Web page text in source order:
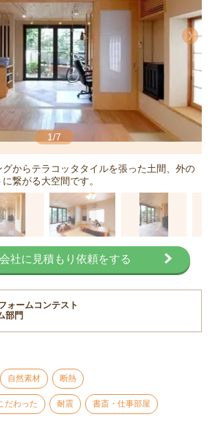
1/7
《
からテラコッタタイルを張った土間、外の
繋がる大空間です。
社に見積もり依頼をする
ォームコンテスト
部門
自然素材 断熱
だわった 耐震 書斎・仕事部屋